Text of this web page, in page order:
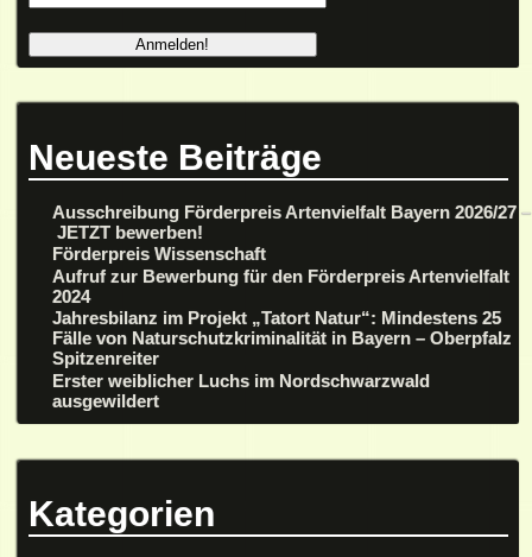
Neueste Beiträge
Ausschreibung Förderpreis Artenvielfalt Bayern 2026/27 –
JETZT bewerben!
Förderpreis Wissenschaft
Aufruf zur Bewerbung für den Förderpreis Artenvielfalt
2024
Jahresbilanz im Projekt „Tatort Natur“: Mindestens 25
Fälle von Naturschutzkriminalität in Bayern – Oberpfalz
Spitzenreiter
Erster weiblicher Luchs im Nordschwarzwald
ausgewildert
Kategorien